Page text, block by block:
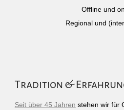
Offline und
Regional und
Tradition &
Seit über 45 Jahren stehen wir für